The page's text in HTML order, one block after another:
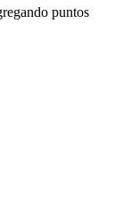
puntos